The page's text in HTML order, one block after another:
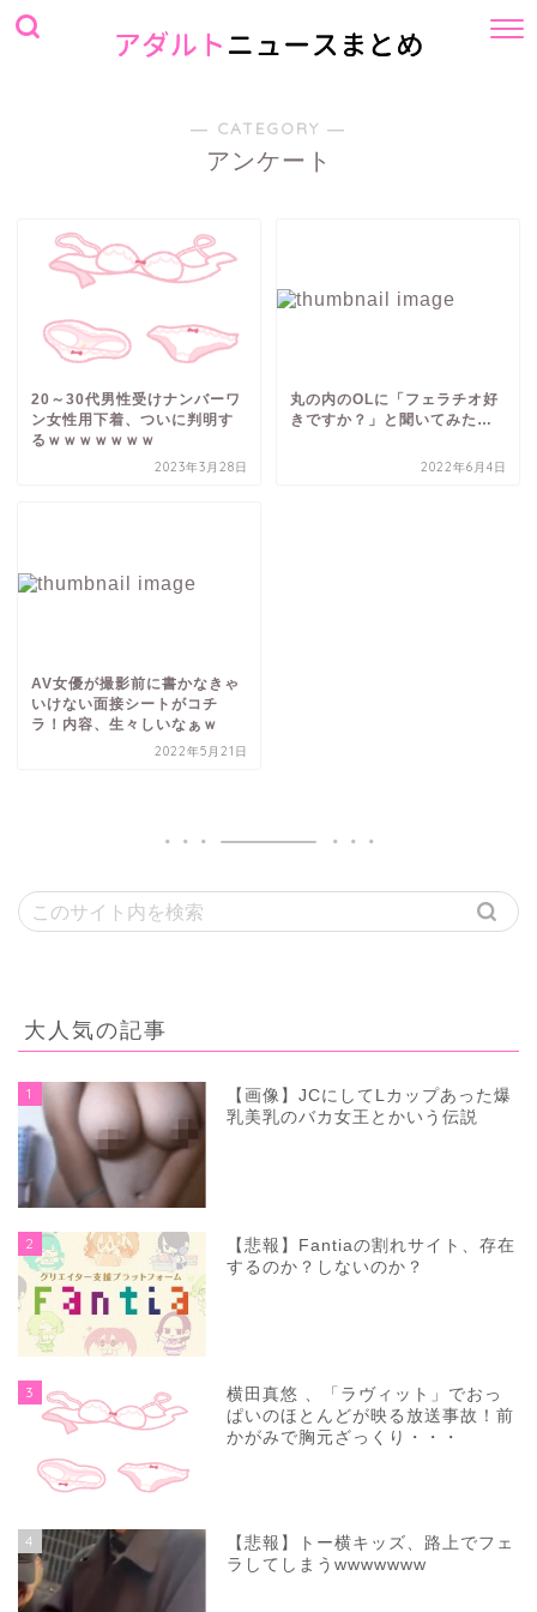
― CATEGORY ―
アンケート
20～30代男性受けナンバーワ
ン女性用下着、ついに判明す
るｗｗｗｗｗｗｗ
2023年3月28日
丸の内のOLに「フェラチオ好
きですか？」と聞いてみた…
2022年6月4日
AV女優が撮影前に書かなきゃ
いけない面接シートがコチ
ラ！内容、生々しいなぁｗ
2022年5月21日
大人気の記事
1
【画像】JCにしてLカップあった爆
乳美乳のバカ女王とかいう伝説
2
【悲報】Fantiaの割れサイト、存在
するのか？しないのか？
3
横田真悠 、「ラヴィット」でおっ
ぱいのほとんどが映る放送事故！前
かがみで胸元ざっくり・・・
4
【悲報】トー横キッズ、路上でフェ
ラしてしまうwwwwwww